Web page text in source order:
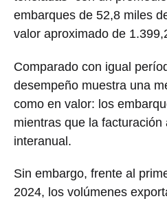
embarques de 52,8 miles
valor aproximado de
Comparado con igual
desempeño muestra una
como en valor: los
mientras que la facturación
interanual.
Sin embargo, frente al
2024, los volúmenes